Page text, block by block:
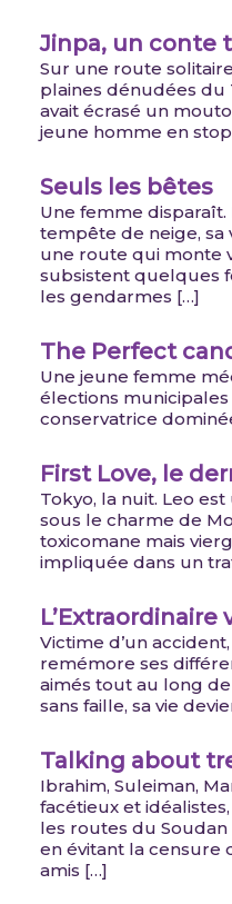
Jinpa, un conte
Sur une route
plaines dénudées
avait écrasé un
jeune homme en
Seuls les bêtes
Une femme disparaît.
tempête de neige,
une route qui monte
subsistent quelques
les gendarmes […]
The Perfect
Une jeune femme
élections
conservatrice
First Love, le
Tokyo, la nuit. Leo
sous le charme de
toxicomane mais
impliquée dans un
L’Extraordinaire
Victime d’un
remémore ses
aimés tout au long de
sans faille, sa vie
Talking about
Ibrahim, Suleiman,
facétieux et
les routes du
en évitant la censure
amis […]